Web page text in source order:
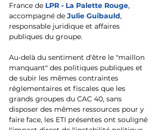
France de LPR - La Palette Rouge,
accompagné de Julie Guibauld,
responsable juridique et affaires
publiques du groupe.
Au-delà du sentiment d'être le "maillon
manquant" des politiques publiques et
de subir les mêmes contraintes
réglementaires et fiscales que les
grands groupes du CAC 40, sans
disposer des mêmes ressources pour y
faire face, les ETI présentes ont souligné